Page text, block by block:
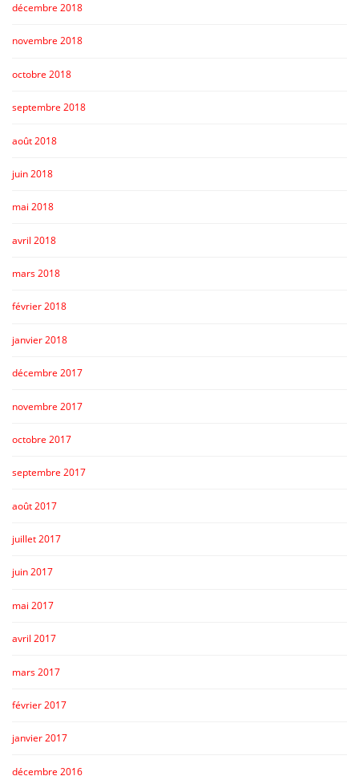
décembre 2018
novembre 2018
octobre 2018
septembre 2018
août 2018
juin 2018
mai 2018
avril 2018
mars 2018
février 2018
janvier 2018
décembre 2017
novembre 2017
octobre 2017
septembre 2017
août 2017
juillet 2017
juin 2017
mai 2017
avril 2017
mars 2017
février 2017
janvier 2017
décembre 2016